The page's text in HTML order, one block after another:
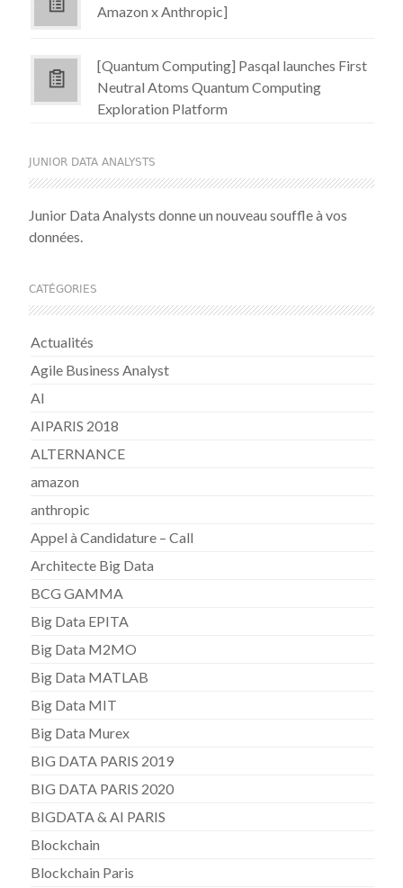
Amazon x Anthropic]
[Quantum Computing] Pasqal launches First
Neutral Atoms Quantum Computing
Exploration Platform
JUNIOR DATA ANALYSTS
Junior Data Analysts donne un nouveau souffle à vos
données.
CATÉGORIES
Actualités
Agile Business Analyst
AI
AIPARIS 2018
ALTERNANCE
amazon
anthropic
Appel à Candidature – Call
Architecte Big Data
BCG GAMMA
Big Data EPITA
Big Data M2MO
Big Data MATLAB
Big Data MIT
Big Data Murex
BIG DATA PARIS 2019
BIG DATA PARIS 2020
BIGDATA & AI PARIS
Blockchain
Blockchain Paris